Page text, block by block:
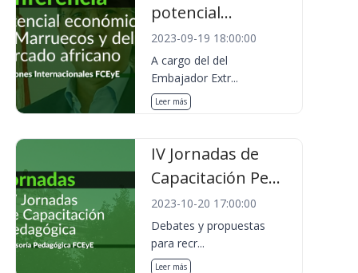
potencial...
2023-09-19 18:00:00
A cargo del del
Embajador Extr...
Leer más
IV Jornadas de
Capacitación Pe...
2023-10-20 17:00:00
Debates y propuestas
para recr...
Leer más